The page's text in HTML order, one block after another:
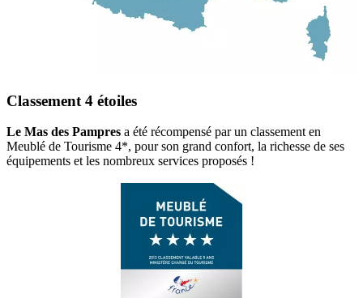
Classement 4 étoiles
Le Mas des Pampres a été récompensé par un classement en
Meublé de Tourisme 4*, pour son grand confort, la richesse de ses
équipements et les nombreux services proposés !